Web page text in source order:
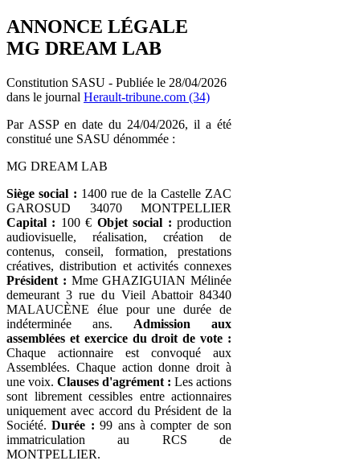
ANNONCE LÉGALE
MG DREAM LAB
Constitution SASU - Publiée le 28/04/2026
dans le journal Herault-tribune.com (34)
Par ASSP en date du 24/04/2026, il a été
constitué une SASU dénommée :
MG DREAM LAB
Siège social : 1400 rue de la Castelle ZAC
GAROSUD 34070 MONTPELLIER
Capital : 100 € Objet social : production
audiovisuelle, réalisation, création de
contenus, conseil, formation, prestations
créatives, distribution et activités connexes
Président : Mme GHAZIGUIAN Mélinée
demeurant 3 rue du Vieil Abattoir 84340
MALAUCÈNE élue pour une durée de
indéterminée ans. Admission aux
assemblées et exercice du droit de vote :
Chaque actionnaire est convoqué aux
Assemblées. Chaque action donne droit à
une voix. Clauses d'agrément : Les actions
sont librement cessibles entre actionnaires
uniquement avec accord du Président de la
Société.Durée : 99 ans à compter de son
immatriculation au RCS de
MONTPELLIER.